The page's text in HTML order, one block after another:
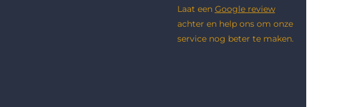
Laat een Google review
achter en help ons om onze
service nog beter te maken.